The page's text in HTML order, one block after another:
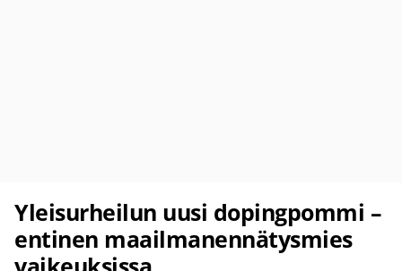
Yleisurheilun uusi dopingpommi –
entinen maailmanennätysmies